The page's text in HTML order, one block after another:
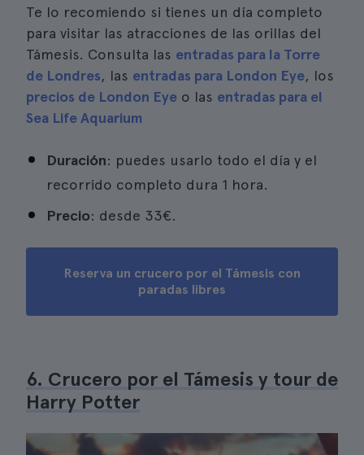
Te lo recomiendo si tienes un día completo
para visitar las atracciones de las orillas del
Támesis. Consulta las entradas para la Torre
de Londres, las entradas para London Eye, los
precios de London Eye o las entradas para el
Sea Life Aquarium
Duración: puedes usarlo todo el día y el
recorrido completo dura 1 hora.
Precio: desde 33€.
Reserva un crucero por el Támesis con
paradas libres
6. Crucero por el Támesis y tour de
Harry Potter